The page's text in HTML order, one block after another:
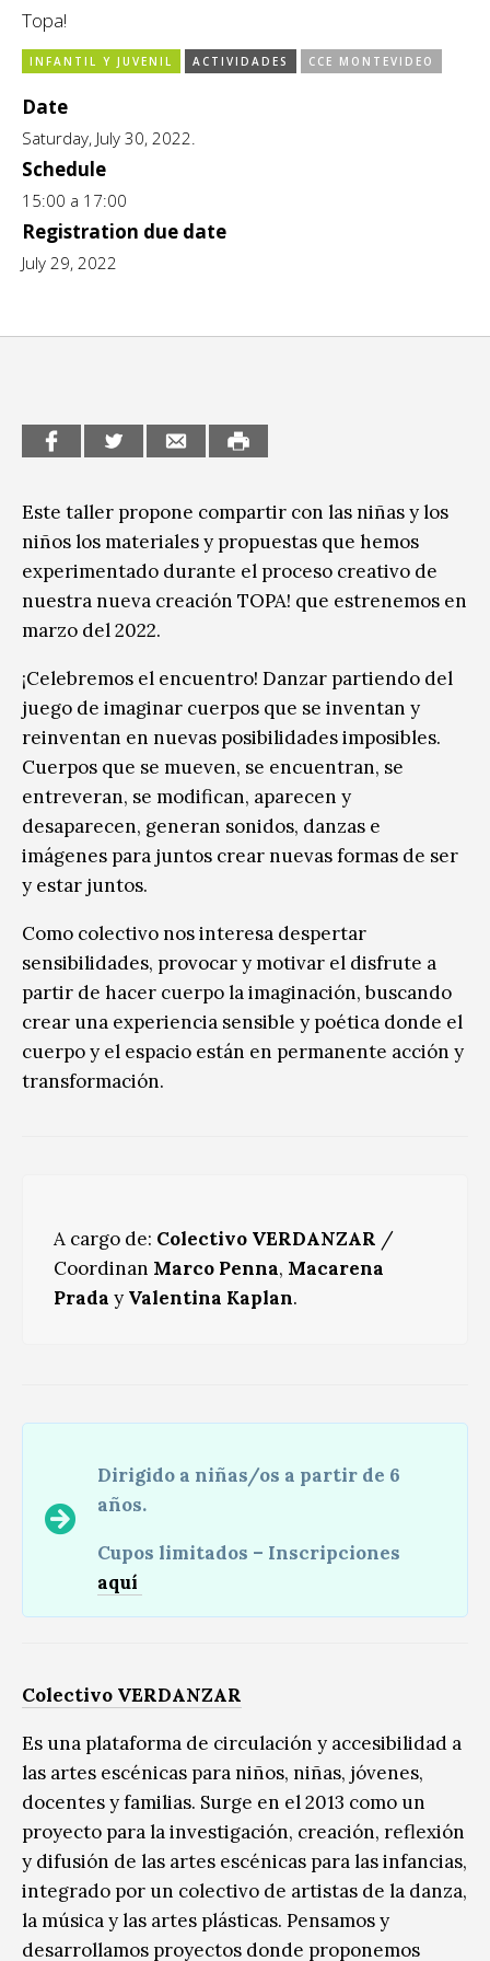
CCE en el interior/libros
Espacio itinerante de lectura infantil
Exposiciones
Género y Diversidad
Infantil y Juvenil
Letras
Música
Topa!
INFANTIL Y JUVENIL ACTIVIDADES CCE MONTEVIDEO
Date
Saturday, July 30, 2022.
Schedule
15:00 a 17:00
Registration due date
July 29, 2022
Este taller propone compartir con las niñas y los
niños los materiales y propuestas que hemos
experimentado durante el proceso creativo de
nuestra nueva creación TOPA! que estrenemos en
marzo del 2022.
¡Celebremos el encuentro! Danzar partiendo del
juego de imaginar cuerpos que se inventan y
reinventan en nuevas posibilidades imposibles.
Cuerpos que se mueven, se encuentran, se
entreveran, se modifican, aparecen y
desaparecen, generan sonidos, danzas e
imágenes para juntos crear nuevas formas de ser
y estar juntos.
Como colectivo nos interesa despertar
sensibilidades, provocar y motivar el disfrute a
partir de hacer cuerpo la imaginación, buscando
crear una experiencia sensible y poética donde el
cuerpo y el espacio están en permanente acción y
transformación.
A cargo de: Colectivo VERDANZAR /
Coordinan Marco Penna, Macarena
Prada y Valentina Kaplan.
Dirigido a niñas/os a partir de 6
años.
Cupos limitados – Inscripciones
aquí
Colectivo VERDANZAR
Es una plataforma de circulación y accesibilidad a
las artes escénicas para niños, niñas, jóvenes,
docentes y familias. Surge en el 2013 como un
proyecto para la investigación, creación, reflexión
y difusión de las artes escénicas para las infancias,
integrado por un colectivo de artistas de la danza,
la música y las artes plásticas. Pensamos y
desarrollamos proyectos donde proponemos